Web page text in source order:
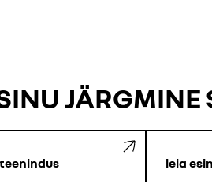
JÄRGMINE
leia